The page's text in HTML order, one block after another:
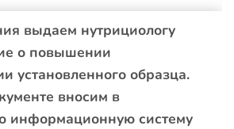
выдаем нутрициологу
о повышении
установленного образца.
вносим в
информационную систему